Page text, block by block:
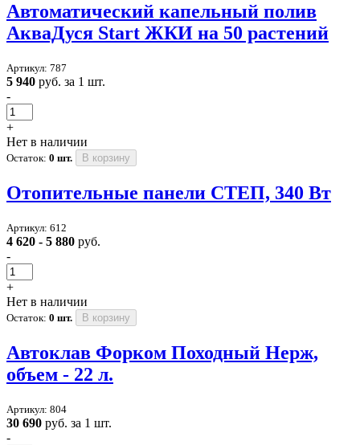
Автоматический капельный полив
AквaДуся Start ЖКИ на 50 растений
Артикул: 787
5 940 руб. за 1 шт.
-
+
Нет в наличии
Остаток: 0 шт. В корзину
Отопительные панели СТЕП, 340 Вт
Артикул: 612
4 620 - 5 880 руб.
-
+
Нет в наличии
Остаток: 0 шт. В корзину
Автоклав Форком Походный Нерж,
объем - 22 л.
Артикул: 804
30 690 руб. за 1 шт.
-